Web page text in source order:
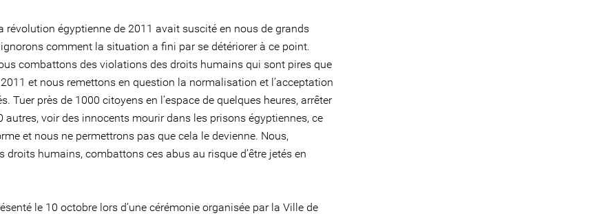
révolution égyptienne de 2011 avait suscité en nous de grands
comment la situation a fini par se détériorer à ce point.
combattons des violations des droits humains qui sont pires que
et nous remettons en question la normalisation et l’acceptation
Tuer près de 1000 citoyens en l’espace de quelques heures, arrêter
autres, voir des innocents mourir dans les prisons égyptiennes, ce
et nous ne permettrons pas que cela le devienne. Nous,
droits humains, combattons ces abus au risque d’être jetés en
le 10 octobre lors d’une cérémonie organisée par la Ville de